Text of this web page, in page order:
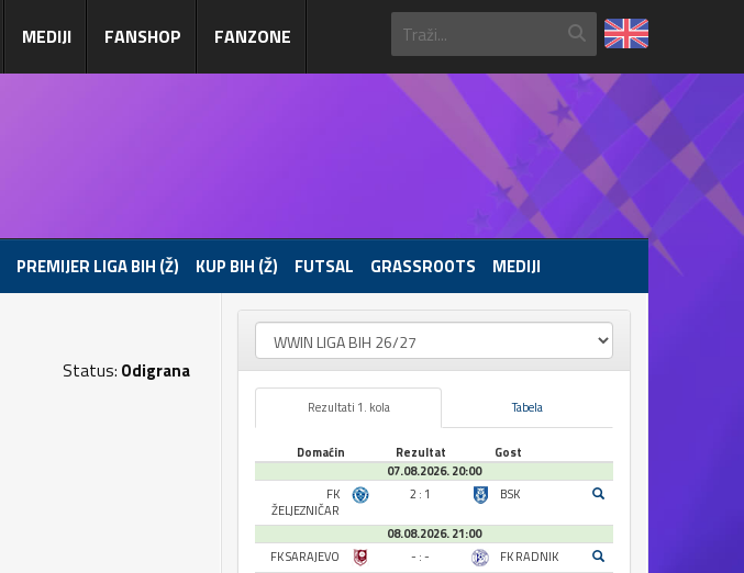
MEDIJI FANSHOP FANZONE
PREMIJER LIGA BIH (Ž) KUP BIH (Ž) FUTSAL GRASSROOTS MEDIJI
Status: Odigrana
Rezultati 1. kola Tabela
Domaćin Rezultat
Gost
07.08.2026. 20:00
FK
ŽELJEZNIČAR
2 : 1 BSK
08.08.2026. 21:00
FK SARAJEVO
- : -
FK RADNIK